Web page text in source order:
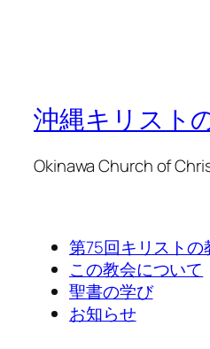
沖縄キリスト
Okinawa Church of
第75回キリスト
この教会について
聖書の学び
お知らせ